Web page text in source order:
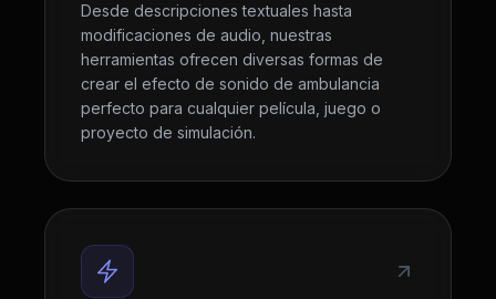
Desde descripciones textuales hasta
modificaciones de audio, nuestras
herramientas ofrecen diversas formas de
crear el efecto de sonido de ambulancia
perfecto para cualquier película, juego o
proyecto de simulación.